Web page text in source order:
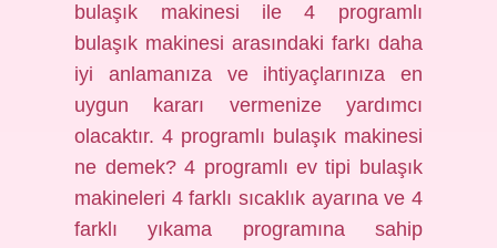
bulaşık makinesi ile 4 programlı
bulaşık makinesi arasındaki farkı daha
iyi anlamanıza ve ihtiyaçlarınıza en
uygun kararı vermenize yardımcı
olacaktır. 4 programlı bulaşık makinesi
ne demek? 4 programlı ev tipi bulaşık
makineleri 4 farklı sıcaklık ayarına ve 4
farklı yıkama programına sahip